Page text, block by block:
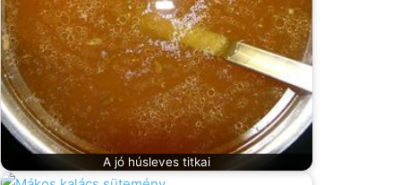
A jó húsleves titkai